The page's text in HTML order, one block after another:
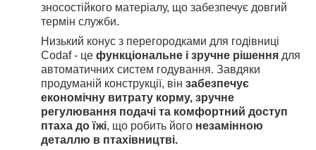
зносостійкого матеріалу, що забезпечує довгий
термін служби.
Низький конус з перегородками для годівниці
Codaf - це функціональне і зручне рішення для
автоматичних систем годування. Завдяки
продуманій конструкції, він забезпечує
економічну витрату корму, зручне
регулювання подачі та комфортний доступ
птаха до їжі, що робить його незамінною
деталлю в птахівництві.